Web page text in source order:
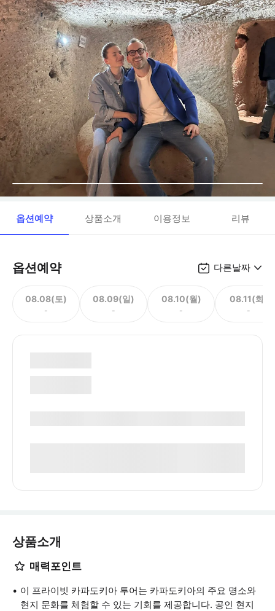
옵션예약 상품소개 이용정보 리뷰
옵션예약 다른날짜
08.08(토)
-
08.09(일)
-
08.10(월)
-
08.11(화)
-
상품소개
매력포인트
이 프라이빗 카파도키아 투어는 카파도키아의 주요 명소와
현지 문화를 체험할 수 있는 기회를 제공합니다. 공인 현지